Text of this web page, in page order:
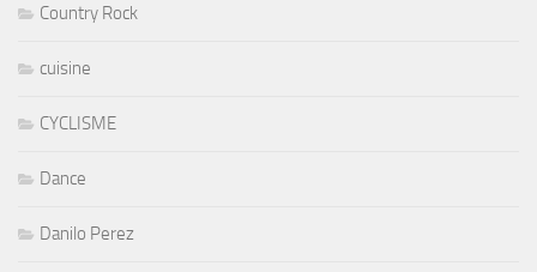
Country Rock
cuisine
CYCLISME
Dance
Danilo Perez